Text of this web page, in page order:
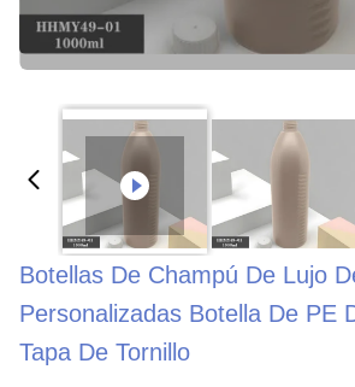
Botellas De Champú De Lujo
Personalizadas Botella De PE
Tapa De Tornillo